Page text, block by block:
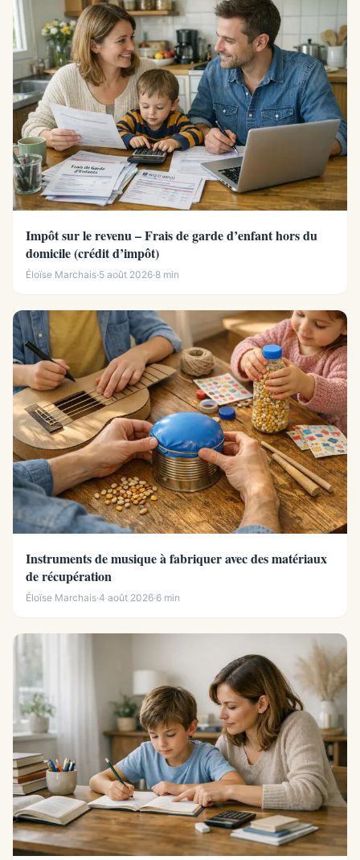
Impôt sur le revenu – Frais de garde d’enfant hors du
domicile (crédit d’impôt)
Éloïse Marchais·5 août 2026·8 min
Instruments de musique à fabriquer avec des matériaux
de récupération
Éloïse Marchais·4 août 2026·6 min